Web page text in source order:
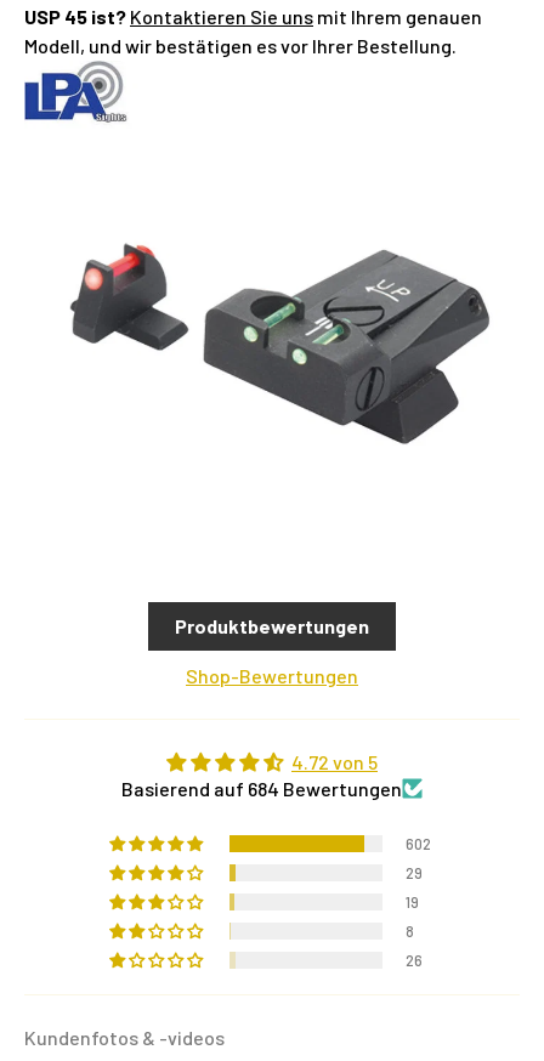
USP 45 ist? Kontaktieren Sie uns mit Ihrem genauen
Modell, und wir bestätigen es vor Ihrer Bestellung.
Produktbewertungen
Shop-Bewertungen
4.72 von 5
Basierend auf 684 Bewertungen
602
29
19
8
26
Kundenfotos & -videos